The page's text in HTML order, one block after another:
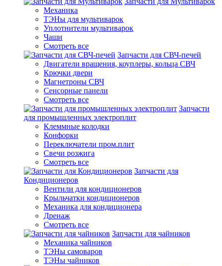
Механика
ТЭНы для мультиварок
Уплотнители мультиварок
Чаши
Смотреть все
Запчасти для СВЧ-печей
Двигатели вращения, коуплеры, кольца СВЧ
Крючки двери
Магнетроны СВЧ
Сенсорные панели
Смотреть все
Запчасти
для промышленных электроплит
Клеммные колодки
Конфорки
Переключатели пром.плит
Свечи розжига
Смотреть все
Запчасти для
Кондиционеров
Вентили для кондиционеров
Крыльчатки кондиционеров
Механика для кондиционера
Дренаж
Смотреть все
Запчасти для чайников
Механика чайников
ТЭНы самоваров
ТЭНы чайников